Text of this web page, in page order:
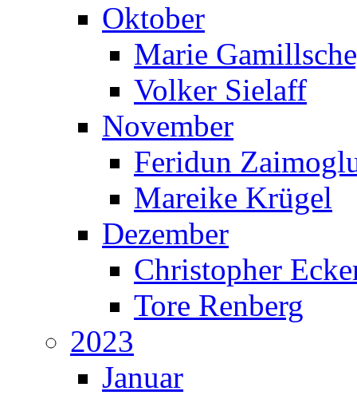
Oktober
Marie
Volker Sielaff
November
Feridun
Mareike Krügel
Dezember
Christopher
Tore Renberg
2023
Januar